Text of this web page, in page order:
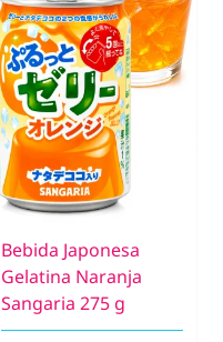
Bebida Japonesa
Gelatina Naranja
Sangaria 275 g